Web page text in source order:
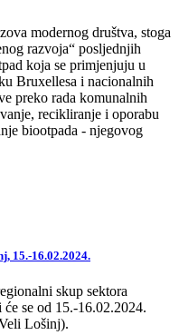
modernog društva, stoga
razvoja“ posljednjih
koja se primjenjuju u
Bruxellesa i nacionalnih
preko rada komunalnih
recikliranje i oporabu
biootpada - njegovog
15.-16.02.2024.
skup sektora
se od 15.-16.02.2024.
Lošinj).